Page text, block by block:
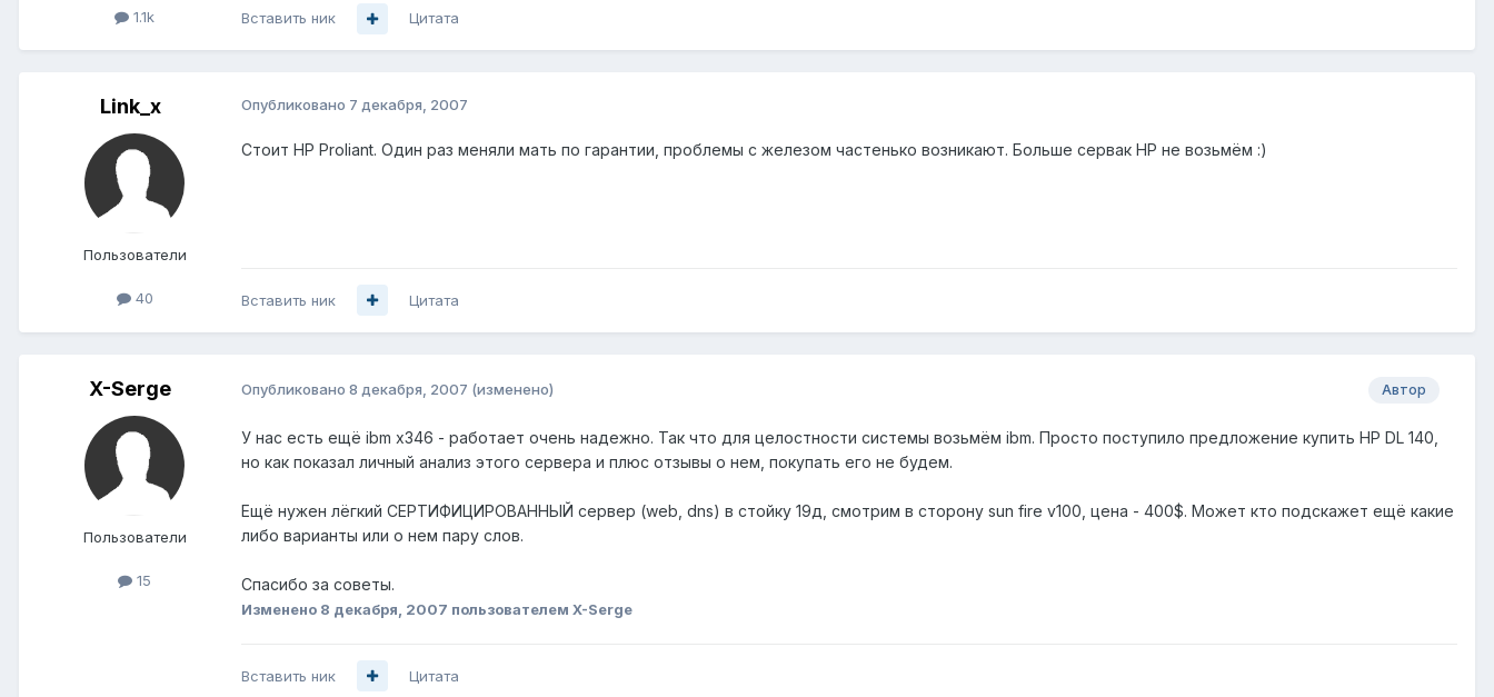
1.1k Вставить ник Цитата
Link_x
Пользователи
40
Опубликовано 7 декабря, 2007
Стоит HP Proliant. Один раз меняли мать по гарантии, проблемы с железом частенько возникают. Больше сервак HP не возьмём :)
Вставить ник Цитата
X-Serge
Пользователи
15
Автор
Опубликовано 8 декабря, 2007 (изменено)
У нас есть ещё ibm x346 - работает очень надежно. Так что для целостности системы возьмём ibm. Просто поступило предложение купить HP DL 140,
но как показал личный анализ этого сервера и плюс отзывы о нем, покупать его не будем.
Ещё нужен лёгкий СЕРТИФИЦИРОВАННЫЙ сервер (web, dns) в стойку 19д, смотрим в сторону sun fire v100, цена - 400$. Может кто подскажет ещё какие
либо варианты или о нем пару слов.
Спасибо за советы.
Изменено 8 декабря, 2007 пользователем X-Serge
Вставить ник Цитата